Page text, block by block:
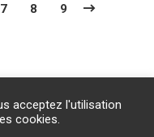
7 8 9
acceptez l'utilisation
cookies.